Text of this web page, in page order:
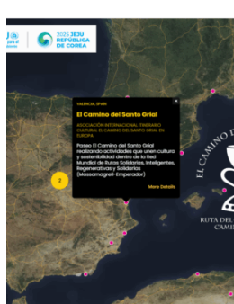
0
2
5